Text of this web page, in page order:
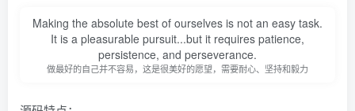
Making the absolute best of ourselves is not an easy task.
It is a pleasurable pursuit...but it requires patience,
persistence, and perseverance.
做最好的自己并不容易，这是很美好的愿望，需要耐心、坚持和毅力
登录
没有账号？立即注册